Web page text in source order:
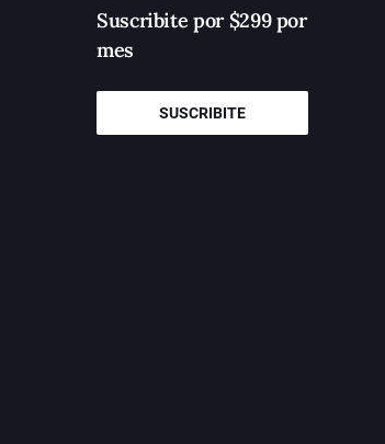
Suscribite por $299 por
mes
SUSCRIBITE